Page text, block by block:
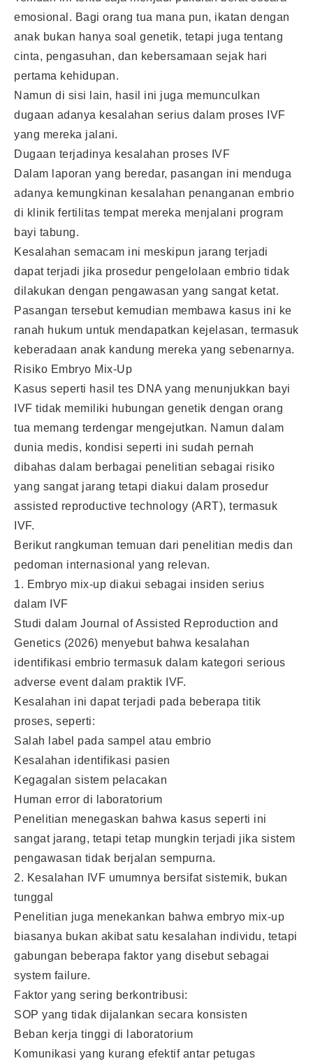
emosional. Bagi orang tua mana pun, ikatan dengan
anak bukan hanya soal genetik, tetapi juga tentang
cinta, pengasuhan, dan kebersamaan sejak hari
pertama kehidupan.
Namun di sisi lain, hasil ini juga memunculkan
dugaan adanya kesalahan serius dalam proses IVF
yang mereka jalani.
Dugaan terjadinya kesalahan proses IVF
Dalam laporan yang beredar, pasangan ini menduga
adanya kemungkinan kesalahan penanganan embrio
di klinik fertilitas tempat mereka menjalani program
bayi tabung.
Kesalahan semacam ini meskipun jarang terjadi
dapat terjadi jika prosedur pengelolaan embrio tidak
dilakukan dengan pengawasan yang sangat ketat.
Pasangan tersebut kemudian membawa kasus ini ke
ranah hukum untuk mendapatkan kejelasan, termasuk
keberadaan anak kandung mereka yang sebenarnya.
Risiko Embryo Mix-Up
Kasus seperti hasil tes DNA yang menunjukkan bayi
IVF tidak memiliki hubungan genetik dengan orang
tua memang terdengar mengejutkan. Namun dalam
dunia medis, kondisi seperti ini sudah pernah
dibahas dalam berbagai penelitian sebagai risiko
yang sangat jarang tetapi diakui dalam prosedur
assisted reproductive technology (ART), termasuk
IVF.
Berikut rangkuman temuan dari penelitian medis dan
pedoman internasional yang relevan.
1. Embryo mix-up diakui sebagai insiden serius
dalam IVF
Studi dalam Journal of Assisted Reproduction and
Genetics (2026) menyebut bahwa kesalahan
identifikasi embrio termasuk dalam kategori serious
adverse event dalam praktik IVF.
Kesalahan ini dapat terjadi pada beberapa titik
proses, seperti:
Salah label pada sampel atau embrio
Kesalahan identifikasi pasien
Kegagalan sistem pelacakan
Human error di laboratorium
Penelitian menegaskan bahwa kasus seperti ini
sangat jarang, tetapi tetap mungkin terjadi jika sistem
pengawasan tidak berjalan sempurna.
2. Kesalahan IVF umumnya bersifat sistemik, bukan
tunggal
Penelitian juga menekankan bahwa embryo mix-up
biasanya bukan akibat satu kesalahan individu, tetapi
gabungan beberapa faktor yang disebut sebagai
system failure.
Faktor yang sering berkontribusi:
SOP yang tidak dijalankan secara konsisten
Beban kerja tinggi di laboratorium
Komunikasi yang kurang efektif antar petugas